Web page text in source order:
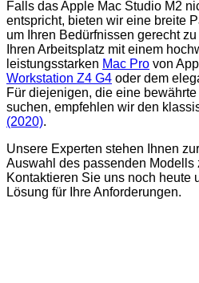
Falls das Apple Mac Studio M2
entspricht, bieten wir eine breite
um Ihren Bedürfnissen gerecht
Ihren Arbeitsplatz mit einem
leistungsstarken Mac Pro von
Workstation Z4 G4 oder dem
Für diejenigen, die eine
suchen, empfehlen wir den
(2020).
Unsere Experten stehen Ihnen
Auswahl des passenden Modells
Kontaktieren Sie uns noch heute
Lösung für Ihre Anforderungen.